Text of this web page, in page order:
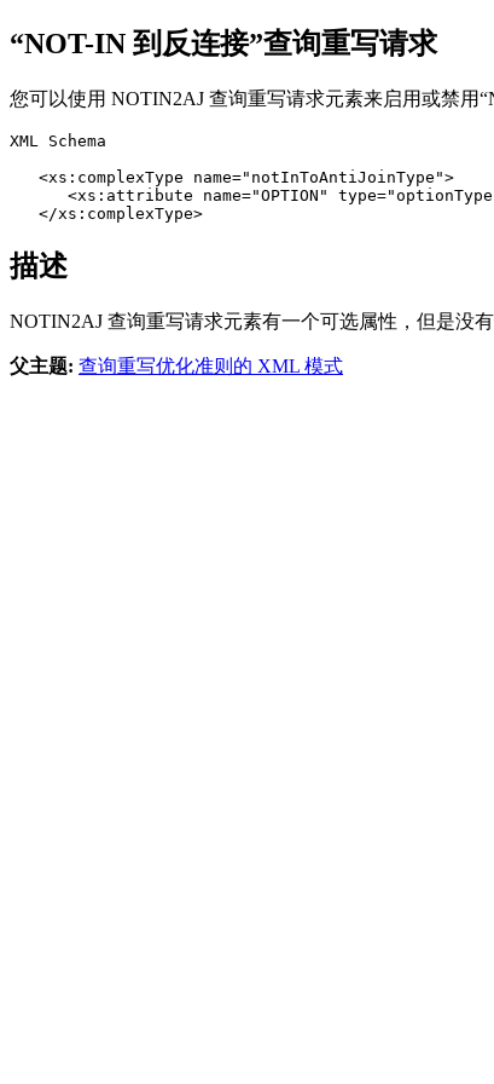
“NOT-IN 到反连接”查询重写请求
您可以使用 NOTIN2AJ 查询重写请求元素来启用或禁用
XML Schema
   <xs:complexType name="notInToAntiJoinType">
<xs:attribute name="OPTION"
   </xs:complexType>
描述
NOTIN2AJ 查询重写请求元素有一个可选属性，但是没
父主题: 查询重写优化准则的 XML 模式